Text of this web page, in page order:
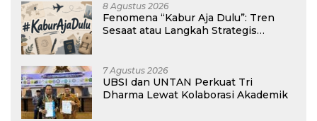
8 Agustus 2026
Fenomena “Kabur Aja Dulu”: Tren
Sesaat atau Langkah Strategis
7 Agustus 2026
UBSI dan UNTAN Perkuat Tri
Dharma Lewat Kolaborasi Akademik